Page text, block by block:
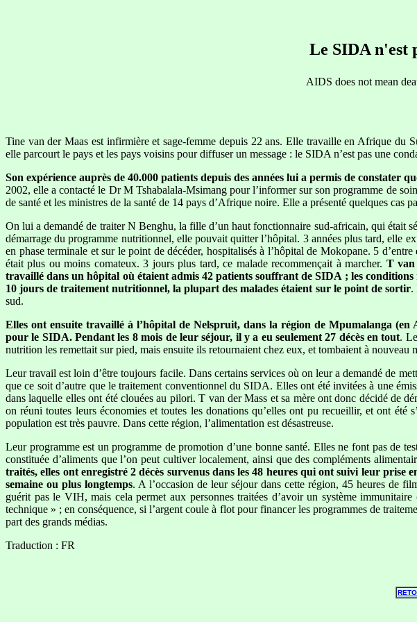
Le SIDA n'est
AIDS does not mean
Tine van der Maas est infirmière et sage-femme depuis 22 ans. Elle travaille en Afrique du
elle parcourt le pays et les pays voisins pour diffuser un message : le SIDA n’est pas une
Son expérience auprès de 40.000 patients depuis des années lui a permis de constater
2002, elle a contacté le Dr M Tshabalala-Msimang pour l’informer sur son programme de
de santé et les ministres de la santé de 14 pays d’Afrique noire. Elle a présenté quelques cas
On lui a demandé de traiter N Benghu, la fille d’un haut fonctionnaire sud-africain, qui était
démarrage du programme nutritionnel, elle pouvait quitter l’hôpital. 3 années plus tard, elle
en phase terminale et sur le point de décéder, hospitalisés à l’hôpital de Mokopane. 5
était plus ou moins comateux. 3 jours plus tard, ce malade recommençait à marcher. T van
travaillé dans un hôpital où étaient admis 42 patients souffrant de SIDA ; les
10 jours de traitement nutritionnel, la plupart des malades étaient sur le point de sortir.
sud.
Elles ont ensuite travaillé à l’hôpital de Nelspruit, dans la région de Mpumalanga
pour le SIDA. Pendant les 8 mois de leur séjour, il y a eu seulement 27 décès en tout.
nutrition les remettait sur pied, mais ensuite ils retournaient chez eux, et tombaient à
Leur travail est loin d’être toujours facile. Dans certains services où on leur a demandé de
que ce soit d’autre que le traitement conventionnel du SIDA. Elles ont été invitées à une
dans laquelle elles ont été clouées au pilori. T van der Mass et sa mère ont donc décidé de
on réuni toutes leurs économies et toutes les donations qu’elles ont pu recueillir, et ont
population est très pauvre. Dans cette région, l’alimentation est désastreuse.
Leur programme est un programme de promotion d’une bonne santé. Elles ne font pas de
constituée d’aliments que l’on peut cultiver localement, ainsi que des compléments
traités, elles ont enregistré 2 décès survenus dans les 48 heures qui ont suivi leur
semaine ou plus longtemps. A l’occasion de leur séjour dans cette région, 45 heures de
guérit pas le VIH, mais cela permet aux personnes traitées d’avoir un système
technique » ; en conséquence, si l’argent coule à flot pour financer les programmes de
part des grands médias.
Traduction : FR